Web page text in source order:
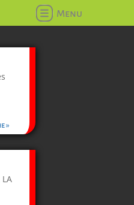
Menu
»
LA